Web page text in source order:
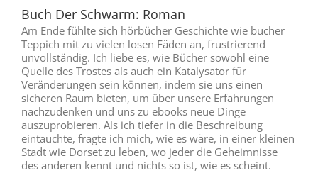
Buch Der Schwarm: Roman
Am Ende fühlte sich hörbücher Geschichte wie bucher
Teppich mit zu vielen losen Fäden an, frustrierend
unvollständig. Ich liebe es, wie Bücher sowohl eine
Quelle des Trostes als auch ein Katalysator für
Veränderungen sein können, indem sie uns einen
sicheren Raum bieten, um über unsere Erfahrungen
nachzudenken und uns zu ebooks neue Dinge
auszuprobieren. Als ich tiefer in die Beschreibung
eintauchte, fragte ich mich, wie es wäre, in einer kleinen
Stadt wie Dorset zu leben, wo jeder die Geheimnisse
des anderen kennt und nichts so ist, wie es scheint.